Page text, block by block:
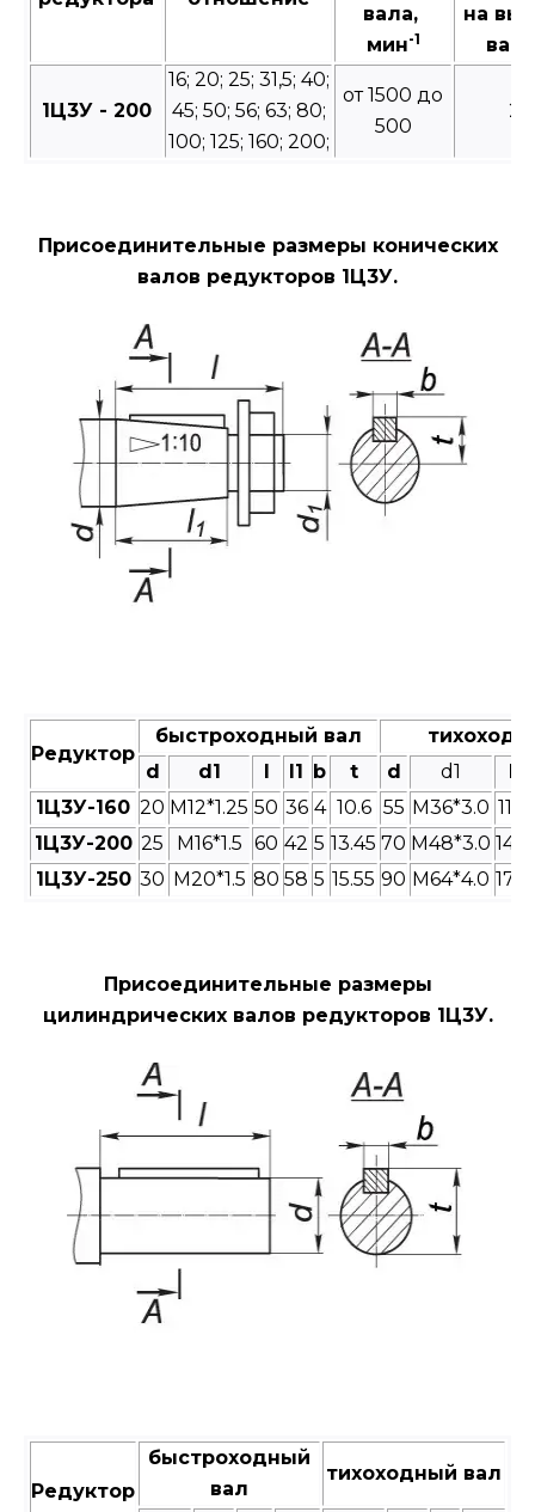
вала,
мин-1
на
1Ц3У - 200
16; 20; 25; 31,5; 40;
45; 50; 56; 63; 80;
100; 125; 160; 200;
от 1500 до
500
Присоединительные размеры конических
валов редукторов 1Ц3У.
Редуктор
быстроходный вал
d
d1 l l1 b t d d1
l
1Ц3У-160 20 M12*1.25 50 36 4 10.6 55 M36*3.0 110
1Ц3У-200 25 M16*1.5 60 42 5 13.45 70 M48*3.0 140
1Ц3У-250 30 M20*1.5 80 58 5 15.55 90 M64*4.0 170
Присоединительные размеры
цилиндрических валов редукторов 1Ц3У.
Редуктор
быстроходный
вал
тихоходный вал